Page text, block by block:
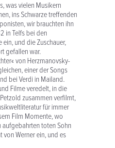
was vielen Musikern
ins Schwarze treffenden
wir brauchten ihn
in Telfs bei den
und die Zuschauer,
gefallen war.
von Herzmanovsky-
einer der Songs
bei Verdi in Mailand.
Filme veredelt, in die
zusammen verfilmt,
für immer
Film Momente, wo
aufgebahrten toten Sohn
Werner ein, und es